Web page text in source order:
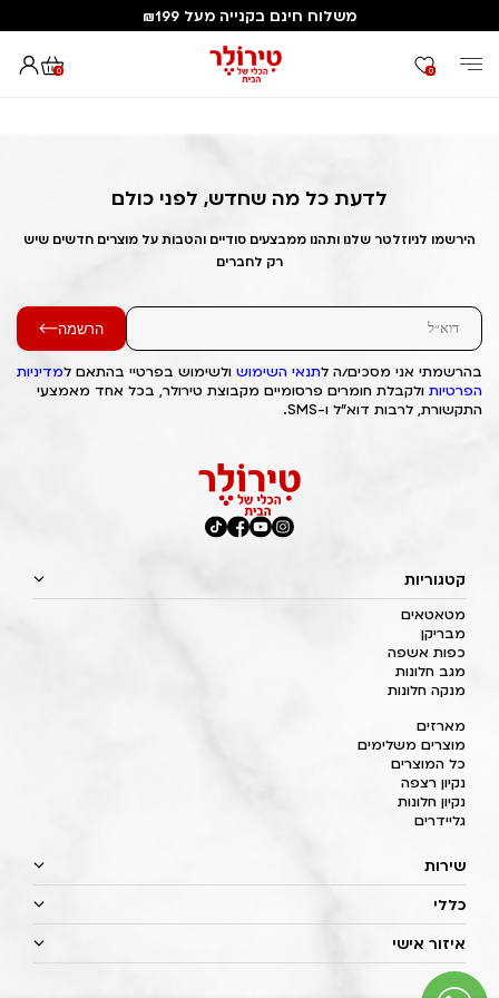
משלוח חינם בקנייה מעל ₪199
0 0
דף הבית Out of Stock Alert 2025/02/03 1738613595
לדעת כל מה שחדש, לפני כולם
הירשמו לניוזלטר שלנו ותהנו ממבצעים סודיים והטבות על מוצרים חדשים שיש
רק לחברים
הרשמה
בהרשמתי אני מסכים/ה לתנאי השימוש ולשימוש בפרטיי בהתאם למדיניות
הפרטיות ולקבלת חומרים פרסומיים מקבוצת טירולר, בכל אחד מאמצעי
התקשורת, לרבות דוא"ל ו-SMS.
קטגוריות
מטאטאים
מבריקן
כפות אשפה
מגב חלונות
מנקה חלונות
מארזים
מוצרים משלימים
כל המוצרים
נקיון רצפה
נקיון חלונות
גליידרים
שירות
כללי
איזור אישי